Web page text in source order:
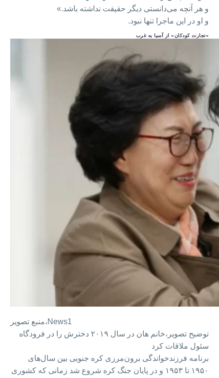
و هر آنچه می‌دانستی دیگر حقیقت نداشته باشد.»
و او در این ماجرا تنها نبود.
«تجارت کودکان» از آسیا به غرب
منبع تصویر،News1
توضیح تصویر،
خانم هان در سال ۲۰۱۹ دخترش را در فرودگاه
سئول ملاقات کرد
برنامه فرزند‌خواندگی برون‌مرزی کره جنوبی بین سال‌های
۱۹۵۰ تا ۱۹۵۳ و در پایان جنگ کره شروع شد زمانی که کشوری